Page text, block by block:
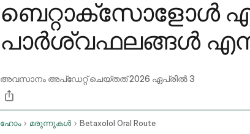
ബെറ്റാക്സോളോൾ
പാർശ്വഫലങ്ങൾ
അവസാനം അപ്ഡേറ്റ് ചെയ്തത്2026 ഏപ്രിൽ 3
ഹോം മരുന്നുകൾ Betaxolol Oral Route